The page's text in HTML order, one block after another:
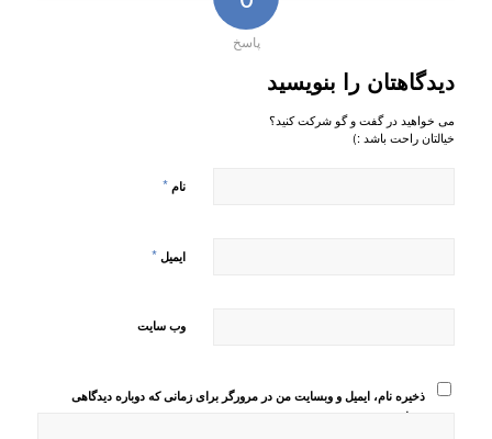
پاسخ
دیدگاهتان را بنویسید
می خواهید در گفت و گو شرکت کنید؟
خیالتان راحت باشد :)
نام *
ایمیل *
وب‌ سایت
ذخیره نام، ایمیل و وبسایت من در مرورگر برای زمانی که دوباره دیدگاهی
می‌نویسم.